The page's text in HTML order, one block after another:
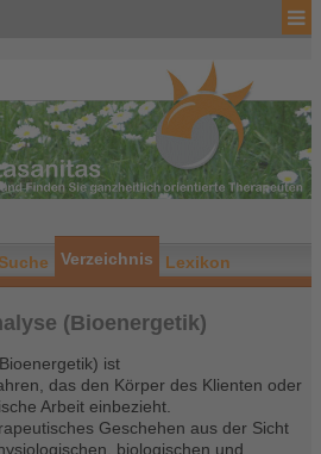
Verzeichnis Lexikon
(Bioenergetik)
ist
das den Körper des Klienten oder
Arbeit einbezieht.
Geschehen aus der Sicht
biologischen und